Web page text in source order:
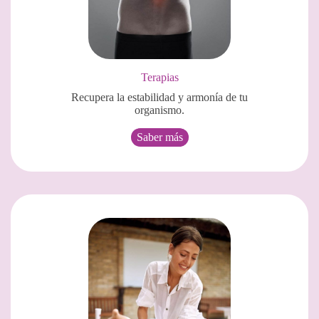
Terapias
Recupera la estabilidad y armonía de tu
organismo.
Saber más